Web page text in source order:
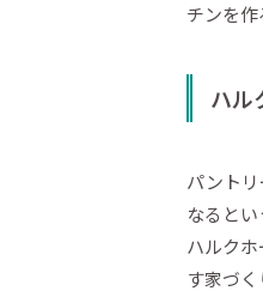
チンを作
ハル
パント
なるとい
ハルク
す家づく